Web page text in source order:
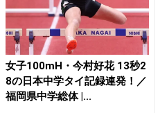
女子100mH・今村好花 13秒2
8の日本中学タイ記録連発！／
福岡県中学総体 |...